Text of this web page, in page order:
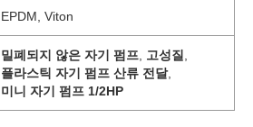
EPDM, Viton
밀폐되지 않은 자기 펌프 고성질
플라스틱 자기 펌프 산류 전달,
미니 자기 펌프 1/2HP